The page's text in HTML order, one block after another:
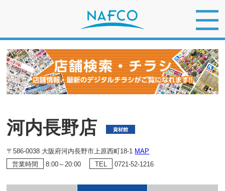
河内長野店 資材館
〒586-0038 大阪府河内長野市上原西町18-1 MAP
営業時間
8:00～20:00 TEL 0721-52-1216